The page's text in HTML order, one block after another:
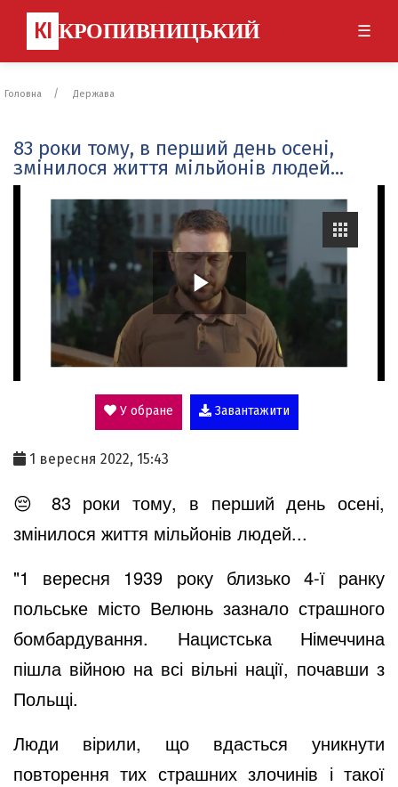
КІ КРОПИВНИЦЬКИЙ ☰
Головна Держава
83 роки тому, в перший день осені,
змінилося життя мільйонів людей...
P
l
a
y
V
i
d
e
У обране Завантажити
1 вересня 2022, 15:43
😔 83 роки тому, в перший день осені,
змінилося життя мільйонів людей...
"1 вересня 1939 року близько 4-ї ранку
польське місто Велюнь зазнало страшного
бомбардування. Нацистська Німеччина
пішла війною на всі вільні нації, почавши з
Польщі.
Люди вірили, що вдасться уникнути
повторення тих страшних злочинів і такої